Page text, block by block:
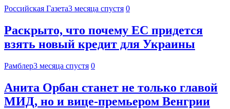
Российская Газета3 месяца спустя 0
Раскрыто, что почему ЕС придется
взять новый кредит для Украины
Рамблер3 месяца спустя 0
Анита Орбан станет не только главой
МИД, но и вице-премьером Венгрии